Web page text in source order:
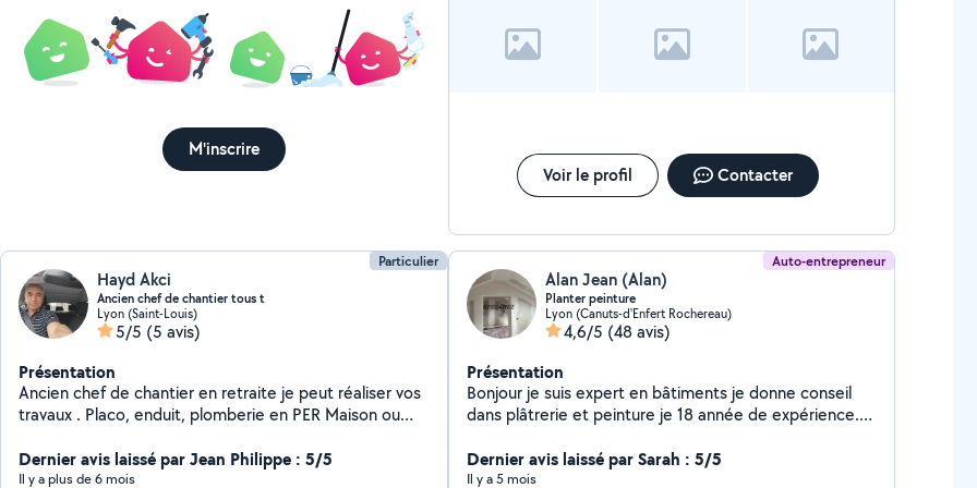
M'inscrire
clients. **Contactez-moi pour plus d'informations et
profitez d'un devis gratuit.**
Voir le profil Contacter
Particulier
Hayd Akci
Ancien chef de chantier tous t
Lyon (Saint-Louis)
5/5 (5 avis)
Présentation
Ancien chef de chantier en retraite je peut réaliser vos
travaux . Placo, enduit, plomberie en PER Maison ou
carrelage, parquet, tout type de menuiserie, tout type
de maçonnerie, pose tout type cuisine équipée ou
Dernier avis laissé par Jean Philippe : 5/5
Il y a plus de 6 mois
Auto-entrepreneur
Alan Jean (Alan)
Planter peinture
Lyon (Canuts-d'Enfert Rochereau)
4,6/5 (48 avis)
Présentation
Bonjour je suis expert en bâtiments je donne conseil
dans plâtrerie et peinture je 18 année de expérience.
peintre , bouche le trou, plafond démontable,
démolition, pause parket flottante ,faux plafonds Placo
Dernier avis laissé par Sarah : 5/5
Il y a 5 mois